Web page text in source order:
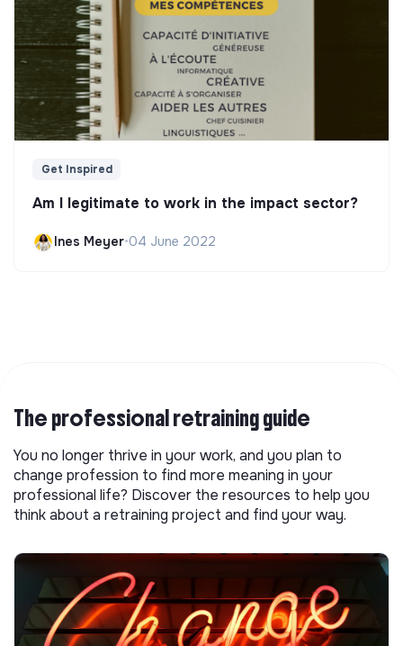
Get Inspired
Am I legitimate to work in the impact sector?
Ines Meyer•04 June 2022
The professional retraining guide
You no longer thrive in your work, and you plan to
change profession to find more meaning in your
professional life? Discover the resources to help you
think about a retraining project and find your way.